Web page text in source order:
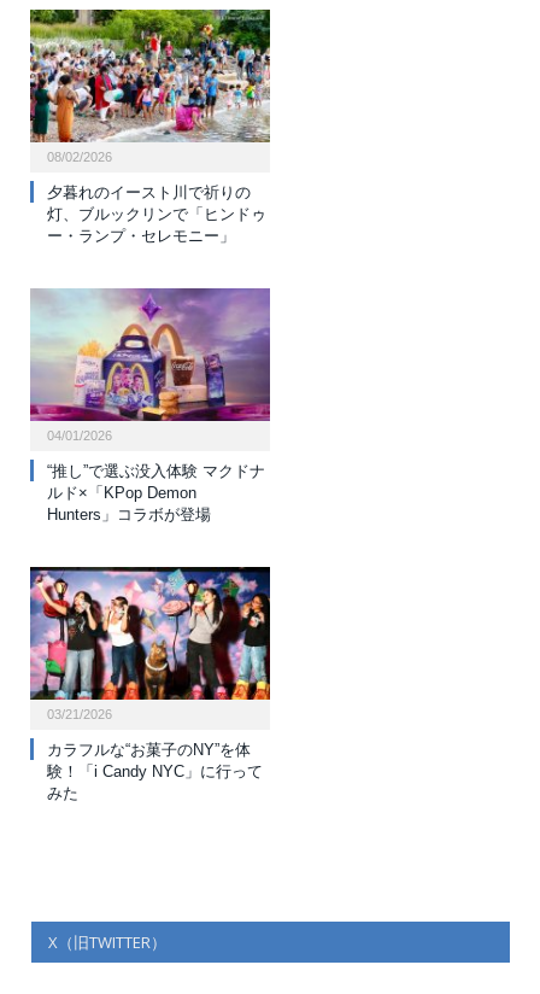
08/02/2026
夕暮れのイースト川で祈りの
灯、ブルックリンで「ヒンドゥ
ー・ランプ・セレモニー」
04/01/2026
“推し”で選ぶ没入体験 マクドナ
ルド×「KPop Demon
Hunters」コラボが登場
03/21/2026
カラフルな“お菓子のNY”を体
験！「i Candy NYC」に行って
みた
X（旧TWITTER）